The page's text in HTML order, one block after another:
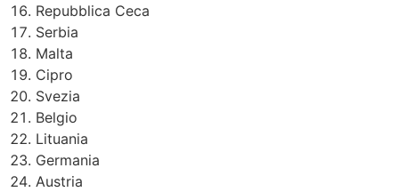
Repubblica Ceca
Serbia
Malta
Cipro
Svezia
Belgio
Lituania
Germania
Austria